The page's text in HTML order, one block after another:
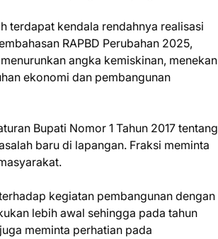
terdapat kendala rendahnya realisasi
RAPBD Perubahan 2025,
angka kemiskinan, menekan
ekonomi dan pembangunan
Bupati Nomor 1 Tahun 2017 tentang
baru di lapangan. Fraksi meminta
kegiatan pembangunan dengan
lebih awal sehingga pada tahun
meminta perhatian pada